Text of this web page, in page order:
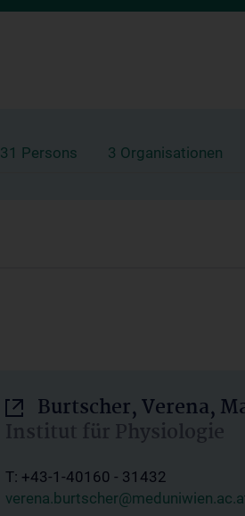
31 Persons 3 Organisationen
Burtscher, Verena,
Institut für Physiologie
T: +43-1-40160 - 31432